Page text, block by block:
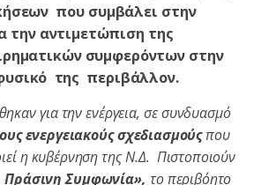
που συμβάλει στην
την αντιμετώπιση της
συμφερόντων στην
της περιβάλλον.
για την ενέργεια, σε συνδυασμό
ενεργειακούς σχεδιασμούςπου
η κυβέρνηση της Ν.Δ. Πιστοποιούν
Συμφωνία», το περιβόητο